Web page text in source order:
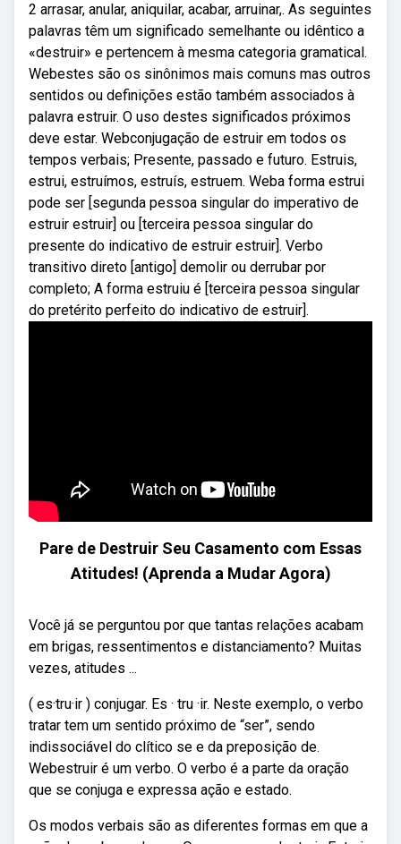
2 arrasar, anular, aniquilar, acabar, arruinar,. As seguintes
palavras têm um significado semelhante ou idêntico a
«destruir» e pertencem à mesma categoria gramatical.
Webestes são os sinônimos mais comuns mas outros
sentidos ou definições estão também associados à
palavra estruir. O uso destes significados próximos
deve estar. Webconjugação de estruir em todos os
tempos verbais; Presente, passado e futuro. Estruis,
estrui, estruímos, estruís, estruem. Weba forma estrui
pode ser [segunda pessoa singular do imperativo de
estruir estruir] ou [terceira pessoa singular do
presente do indicativo de estruir estruir]. Verbo
transitivo direto [antigo] demolir ou derrubar por
completo; A forma estruiu é [terceira pessoa singular
do pretérito perfeito do indicativo de estruir].
Pare de Destruir Seu Casamento com Essas
Atitudes! (Aprenda a Mudar Agora)
Você já se perguntou por que tantas relações acabam
em brigas, ressentimentos e distanciamento? Muitas
vezes, atitudes ...
( es·tru·ir ) conjugar. Es · tru ·ir. Neste exemplo, o verbo
tratar tem um sentido próximo de “ser”, sendo
indissociável do clítico se e da preposição de.
Webestruir é um verbo. O verbo é a parte da oração
que se conjuga e expressa ação e estado.
Os modos verbais são as diferentes formas em que a